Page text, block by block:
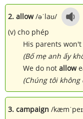
2. allow/əˈlaʊ/
(v) cho phép
His parents won't
(Bố mẹ anh ấy
We do not allow
(Chúng tôi
3. campaign /